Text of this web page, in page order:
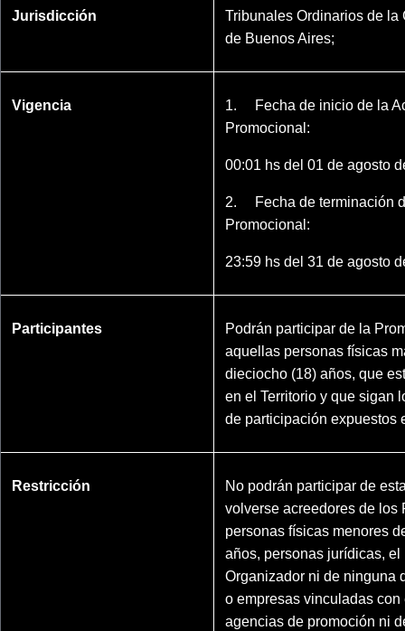
Jurisdicción
Tribunales Ordinarios de la
de Buenos Aires;
Vigencia
1. Fecha de inicio de la
Promocional:
00:01 hs del 01 de agosto
2. Fecha de terminación
Promocional:
23:59 hs del 31 de agosto
Participantes
Podrán participar de la
aquellas personas físicas
dieciocho (18) años, que
en el Territorio y que sigan
de participación expuestos
Restricción
No podrán participar de
volverse acreedores de los
personas físicas menores
años, personas jurídicas, el
Organizador ni de ninguna
o empresas vinculadas con
agencias de promoción ni